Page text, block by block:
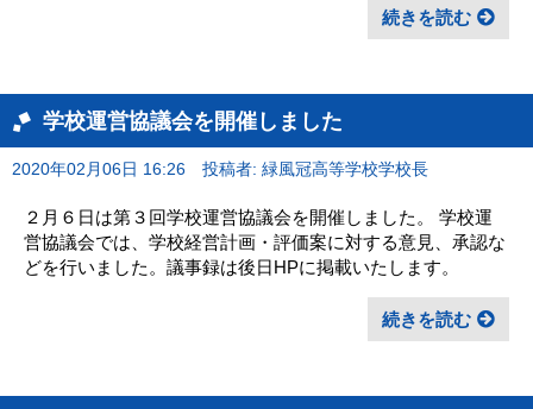
続きを読む
学校運営協議会を開催しました
2020年02月06日 16:26 投稿者: 緑風冠高等学校学校長
２月６日は第３回学校運営協議会を開催しました。 学校運
営協議会では、学校経営計画・評価案に対する意見、承認な
どを行いました。議事録は後日HPに掲載いたします。
続きを読む